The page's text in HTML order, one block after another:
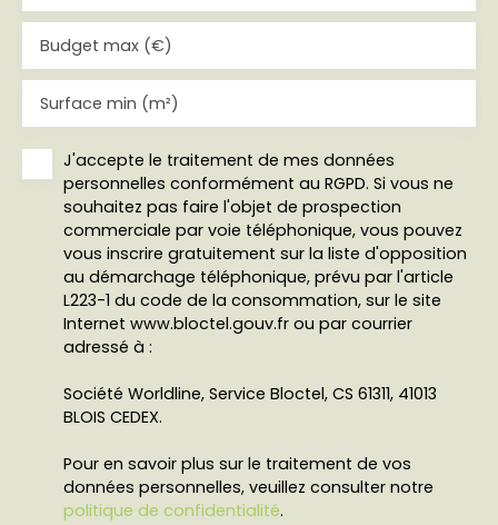
Budget max (€)
Surface min (m²)
J'accepte le traitement de mes données
personnelles conformément au RGPD. Si vous ne
souhaitez pas faire l'objet de prospection
commerciale par voie téléphonique, vous pouvez
vous inscrire gratuitement sur la liste d'opposition
au démarchage téléphonique, prévu par l'article
L223-1 du code de la consommation, sur le site
Internet www.bloctel.gouv.fr ou par courrier
adressé à :
Société Worldline, Service Bloctel, CS 61311, 41013
BLOIS CEDEX.
Pour en savoir plus sur le traitement de vos
données personnelles, veuillez consulter notre
politique de confidentialité.